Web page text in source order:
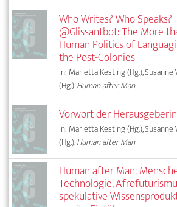
Who Writes? Who Speaks?
@Glissantbot: The More
Human Politics of
the Post-Colonies
In: Marietta Kesting (Hg.), Susanne
(Hg.),Human after Man
Vorwort der
In: Marietta Kesting (Hg.), Susanne
(Hg.),Human after Man
Human after Man:
Technologie,
spekulative